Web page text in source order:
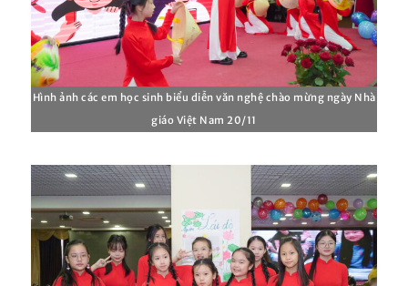
Hình ảnh các em học sinh biểu diễn văn nghệ chào mừng ngày Nhà
giáo Việt Nam 20/11